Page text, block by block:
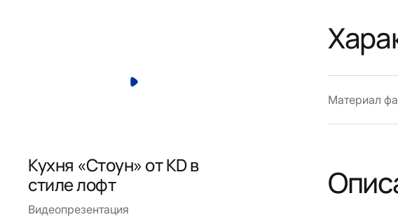
Кухня «Стоун» от KD в
стиле лофт
Видеопрезентация
Материал